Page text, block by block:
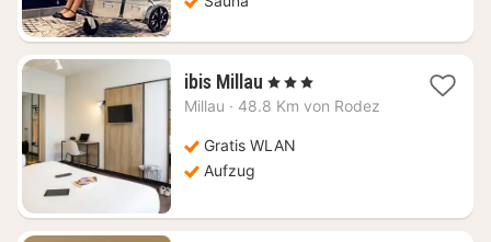
ibis Millau 1
Nacht
104,61
, 3 Sterne
Millau · 48.8 Km von Rodez
Gratis WLAN
Aufzug